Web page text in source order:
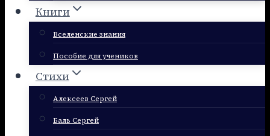
Книги
Вселенские знания
Пособие для учеников
Стихи
Алексеев Сергей
Баль Сергей